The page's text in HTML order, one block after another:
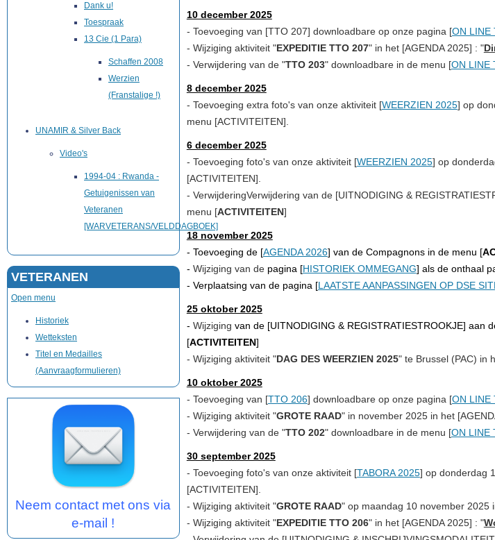
Dank u!
Toespraak
13 Cie (1 Para)
Schaffen 2008
Werzien
(Franstalige !)
UNAMIR & Silver Back
Video's
1994-04 : Rwanda -
Getuigenissen van
Veteranen
[WARVETERANS/VELDDAGBOEK]
VETERANEN
Open menu
Historiek
Wetteksten
Titel en Medailles
(Aanvraagformulieren)
Neem contact met ons via
e-mail !
10 december 2025
- Toevoeging van [TTO 207] downloadbare op onze pagina [ON LINE
- Wijziging aktiviteit "EXPEDITIE TTO 207" in het [AGENDA 2025] : "
- Verwijdering van de "TTO 203" downloadbare in de menu [ON LINE
8 december 2025
- Toevoeging extra foto's van onze aktiviteit[WEERZIEN 2025] op
menu [ACTIVITEITEN].
6 december 2025
- Toevoeging foto's van onze aktiviteit[WEERZIEN 2025] op
[ACTIVITEITEN].
- VerwijderingVerwijdering van de [UITNODIGING &
menu [ACTIVITEITEN]
18 november 2025
- Toevoeging de [AGENDA 2026] van de Compagnons in de menu [
- Wijziging van de pagina [HISTORIEK OMMEGANG] als de onthaal
- Verplaatsing van depagina [LAATSTE AANPASSINGEN OP DSE
25 oktober 2025
- Wijziging van de [UITNODIGING & REGISTRATIESTROOKJE] aan
[ACTIVITEITEN]
- Wijziging aktiviteit "DAG DES WEERZIEN 2025" te Brussel (PAC) in
10 oktober 2025
- Toevoeging van [TTO 206] downloadbare op onze pagina [ON LINE
- Wijziging aktiviteit "GROTE RAAD" in november 2025 in het [
- Verwijdering van de "TTO 202" downloadbare in de menu [ON LINE
30 september 2025
- Toevoeging foto's van onze aktiviteit[TABORA 2025] op donderdag
[ACTIVITEITEN].
- Wijziging aktiviteit "GROTE RAAD" op maandag 10 november 2025
- Wijziging aktiviteit "EXPEDITIE TTO 206" in het [AGENDA 2025] : "